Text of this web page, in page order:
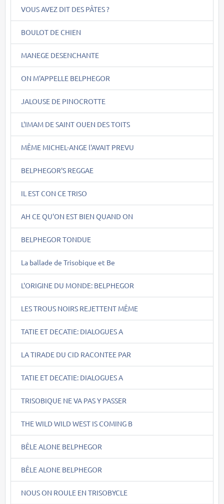
VOUS AVEZ DIT DES PÂTES ?
BOULOT DE CHIEN
MANEGE DESENCHANTE
ON M'APPELLE BELPHEGOR
JALOUSE DE PINOCROTTE
L'IMAM DE SAINT OUEN DES TOITS
MÊME MICHEL-ANGE l'AVAIT PREVU
BELPHEGOR'S REGGAE
IL EST CON CE TRISO
AH CE QU'ON EST BIEN QUAND ON
BELPHEGOR TONDUE
La ballade de Trisobique et Be
L'ORIGINE DU MONDE: BELPHEGOR
LES TROUS NOIRS REJETTENT MÊME
TATIE ET DECATIE: DIALOGUES A
LA TIRADE DU CID RACONTEE PAR
TATIE ET DECATIE: DIALOGUES A
TRISOBIQUE NE VA PAS Y PASSER
THE WILD WILD WEST IS COMING B
BÊLE ALONE BELPHEGOR
BÊLE ALONE BELPHEGOR
NOUS ON ROULE EN TRISOBYCLE